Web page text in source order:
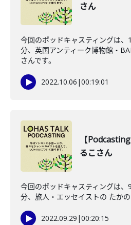
さん
今回のポッドキャスティングは
分、英国アンティーク博物館・
さんです。
2022.10.06 |00:19:01
【
るこさん
今回のポッドキャスティングは
分、旅人・エッセイストの たかの
2022.09.29 |00:20:15